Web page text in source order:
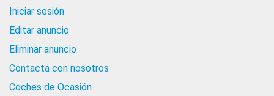
Iniciar sesión
Editar anuncio
Eliminar anuncio
Contacta con nosotros
Coches de Ocasión